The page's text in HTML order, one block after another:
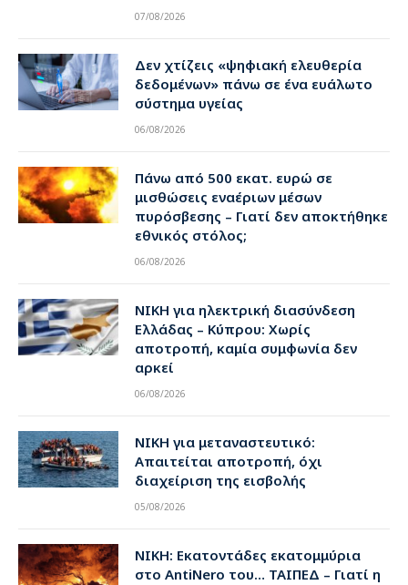
07/08/2026
Δεν χτίζεις «ψηφιακή ελευθερία
δεδομένων» πάνω σε ένα ευάλωτο
σύστημα υγείας
06/08/2026
Πάνω από 500 εκατ. ευρώ σε
μισθώσεις εναέριων μέσων
πυρόσβεσης – Γιατί δεν αποκτήθηκε
εθνικός στόλος;
06/08/2026
ΝΙΚΗ για ηλεκτρική διασύνδεση
Ελλάδας – Κύπρου: Χωρίς
αποτροπή, καμία συμφωνία δεν
αρκεί
06/08/2026
ΝΙΚΗ για μεταναστευτικό:
Απαιτείται αποτροπή, όχι
διαχείριση της εισβολής
05/08/2026
ΝΙΚΗ: Εκατοντάδες εκατομμύρια
στο AntiNero του… ΤΑΙΠΕΔ – Γιατί η